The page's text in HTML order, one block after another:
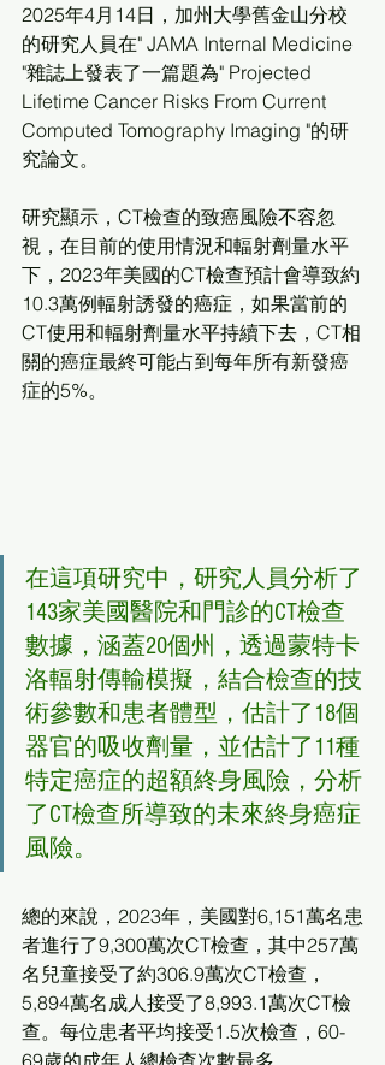
2025年4月14日，加州大學舊金山分校
的研究人員在" JAMA Internal Medicine
"雜誌上發表了一篇題為" Projected
Lifetime Cancer Risks From Current
Computed Tomography Imaging "的研
究論文。
研究顯示，CT檢查的致癌風險不容忽
視，在目前的使用情況和輻射劑量水平
下，2023年美國的CT檢查預計會導致約
10.3萬例輻射誘發的癌症，如果當前的
CT使用和輻射劑量水平持續下去，CT相
關的癌症最終可能占到每年所有新發癌
症的5%。
在這項研究中，研究人員分析了
143家美國醫院和門診的CT檢查
數據，涵蓋20個州，透過蒙特卡
洛輻射傳輸模擬，結合檢查的技
術參數和患者體型，估計了18個
器官的吸收劑量，並估計了11種
特定癌症的超額終身風險，分析
了CT檢查所導致的未來終身癌症
風險。
總的來說，2023年，美國對6,151萬名患
者進行了9,300萬次CT檢查，其中257萬
名兒童接受了約306.9萬次CT檢查，
5,894萬名成人接受了8,993.1萬次CT檢
查。每位患者平均接受1.5次檢查，60-
69歲的成年人總檢查次數最多。